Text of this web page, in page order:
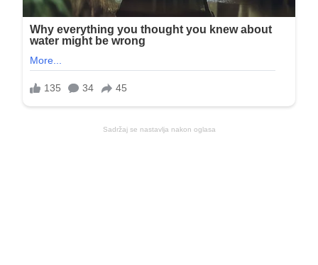
Sadržaj se nastavlja nakon oglasa